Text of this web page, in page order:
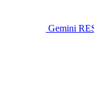
Gemini